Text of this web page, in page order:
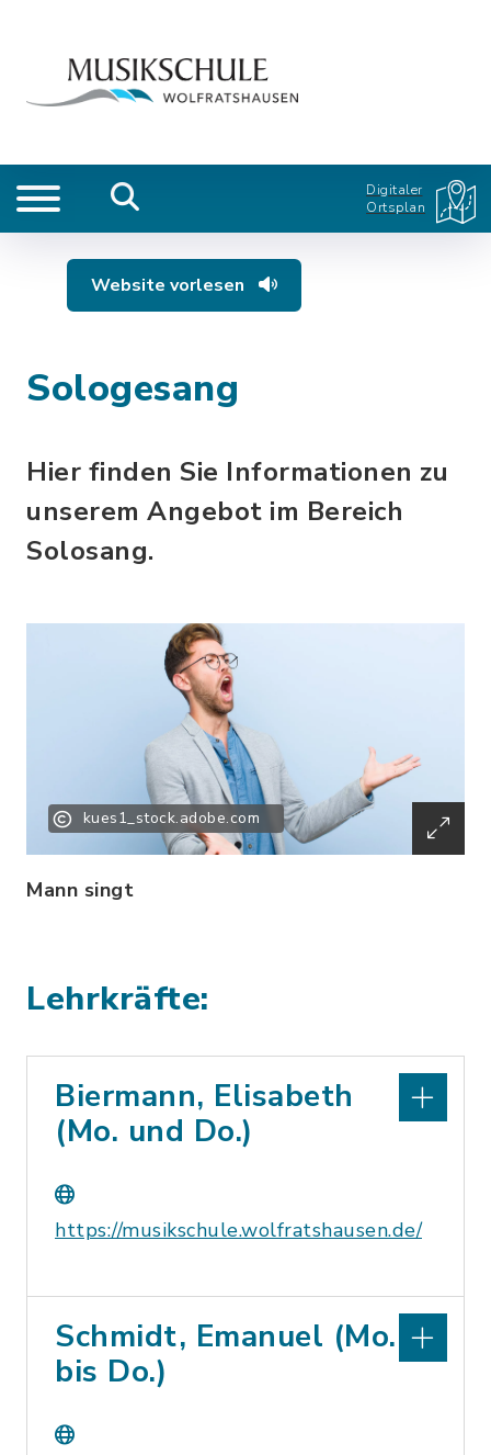
Digitaler
Ortsplan
Website vorlesen
Sologesang
Hier finden Sie Informationen zu
unserem Angebot im Bereich
Solosang.
kues1_stock.adobe.com
Mann singt
Lehrkräfte:
Biermann, Elisabeth
(Mo. und Do.)
https://musikschule.wolfratshausen.de/
Schmidt, Emanuel (Mo.
bis Do.)